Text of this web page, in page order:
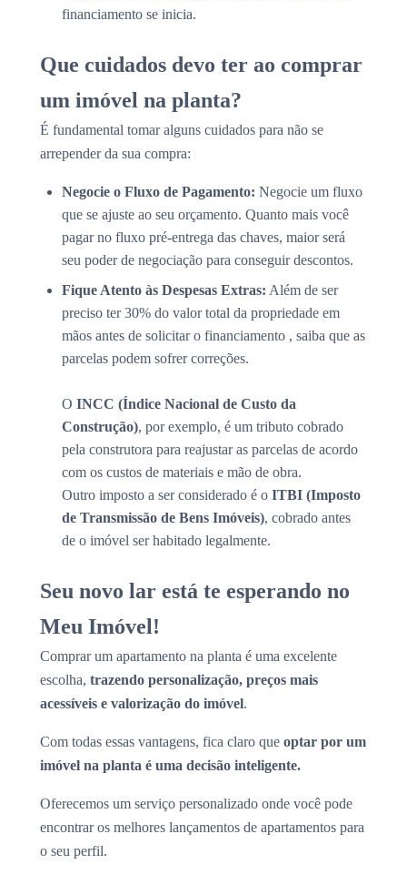
financiamento se inicia.
Que cuidados devo ter ao comprar
um imóvel na planta?
É fundamental tomar alguns cuidados para não se
arrepender da sua compra:
Negocie o Fluxo de Pagamento: Negocie um fluxo
que se ajuste ao seu orçamento. Quanto mais você
pagar no fluxo pré-entrega das chaves, maior será
seu poder de negociação para conseguir descontos.
Fique Atento às Despesas Extras: Além de ser
preciso ter 30% do valor total da propriedade em
mãos antes de solicitar o financiamento , saiba que as
parcelas podem sofrer correções.
O INCC (Índice Nacional de Custo da
Construção), por exemplo, é um tributo cobrado
pela construtora para reajustar as parcelas de acordo
com os custos de materiais e mão de obra.
Outro imposto a ser considerado é o ITBI (Imposto
de Transmissão de Bens Imóveis), cobrado antes
de o imóvel ser habitado legalmente.
Seu novo lar está te esperando no
Meu Imóvel!
Comprar um apartamento na planta é uma excelente
escolha, trazendo personalização, preços mais
acessíveis e valorização do imóvel.
Com todas essas vantagens, fica claro que optar por um
imóvel na planta é uma decisão inteligente.
Oferecemos um serviço personalizado onde você pode
encontrar os melhores lançamentos de apartamentos para
o seu perfil.